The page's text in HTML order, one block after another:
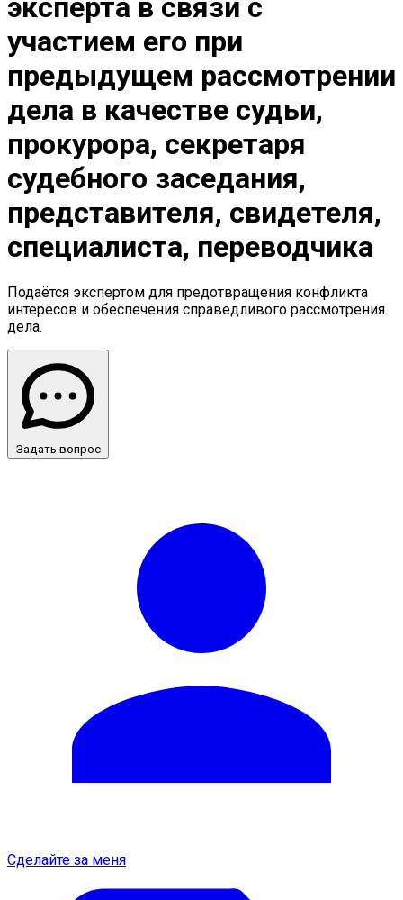
эксперта в связи с
участием его при
предыдущем рассмотрении
дела в качестве судьи,
прокурора, секретаря
судебного заседания,
представителя, свидетеля,
специалиста, переводчика
Подаётся экспертом для предотвращения конфликта
интересов и обеспечения справедливого рассмотрения
дела.
Задать вопрос
Сделайте за меня